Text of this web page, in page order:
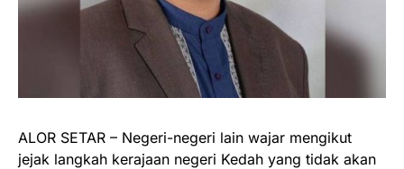
ALOR SETAR – Negeri-negeri lain wajar mengikut
jejak langkah kerajaan negeri Kedah yang tidak akan